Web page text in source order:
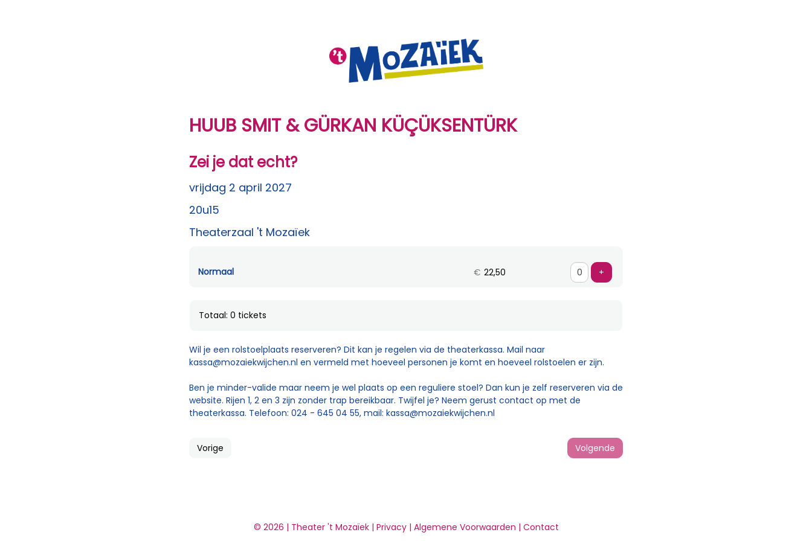
HUUB SMIT & GÜRKAN KÜÇÜKSENTÜRK
Zei je dat echt?
vrijdag 2 april 2027
20u15
Theaterzaal 't Mozaïek
Normaal € 22,50 +
Totaal: 0 tickets
Wil je een rolstoelplaats reserveren? Dit kan je regelen via de theaterkassa. Mail naar
kassa@mozaiekwijchen.nl en vermeld met hoeveel personen je komt en hoeveel rolstoelen er zijn.
Ben je minder-valide maar neem je wel plaats op een reguliere stoel? Dan kun je zelf reserveren via de
website. Rijen 1, 2 en 3 zijn zonder trap bereikbaar. Twijfel je? Neem gerust contact op met de
theaterkassa. Telefoon: 024 - 645 04 55, mail: kassa@mozaiekwijchen.nl
Vorige Volgende
© 2026 | Theater 't Mozaïek | Privacy| Algemene Voorwaarden | Contact